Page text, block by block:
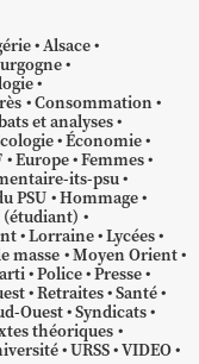
Alsace
Consommation
et analyses
Économie
Europe Femmes
its-psu
PSU Hommage
Lorraine Lycées
masse Moyen Orient
Police Presse
Retraites Santé
Ouest Syndicats
théoriques
URSS VIDEO